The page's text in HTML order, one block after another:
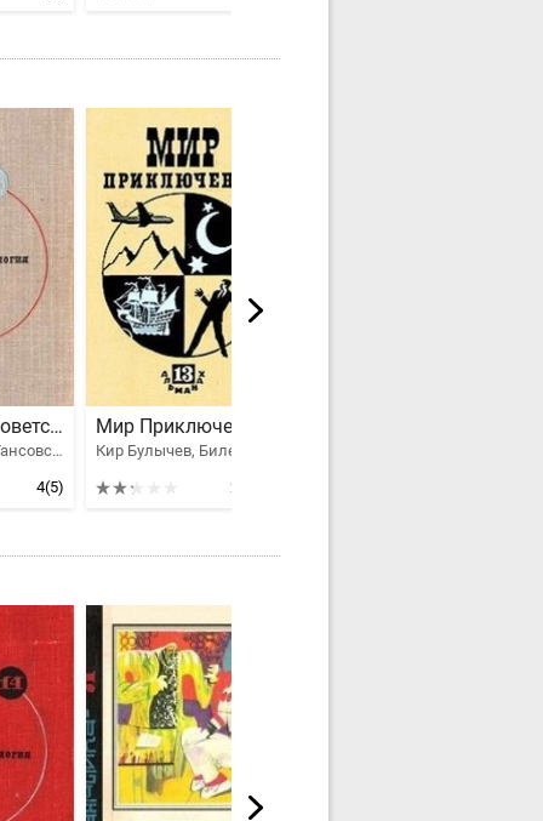
Антология советской фантастики - 2
Кир Булычев, Гансовский Север Феликсович, Биленкин Дмитрий Александрович, Григорьев Владимир Васильевич, Альтов Генрих Саулович, Варшавский Илья Иосифович, Лагин Лазарь Иосифович, Днепров Анатолий, Громова Ариадна Григорьевна
4(5)
2.3